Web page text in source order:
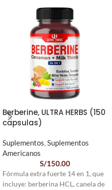
Berberine, ULTRA HERBS (150
capsulas)
Suplementos,Suplementos
Americanos
S/150.00
Fórmula extra fuerte 14 en 1, que
incluye: berberina HCL, canela de